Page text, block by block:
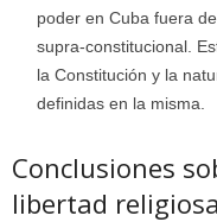
poder en Cuba fuera
supra-constitucional.
la Constitución y la
definidas en la misma.
Conclusiones
libertad religiosa